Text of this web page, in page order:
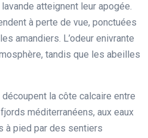
atteignent leur apogée.
à perte de vue, ponctuées
amandiers. L’odeur enivrante
tandis que les abeilles
découpent la côte calcaire entre
méditerranéens, aux eaux
à pied par des sentiers